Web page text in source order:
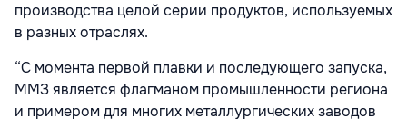
производства целой серии продуктов, используемых
в разных отраслях.
“С момента первой плавки и последующего запуска,
ММЗ является флагманом промышленности региона
и примером для многих металлургических заводов